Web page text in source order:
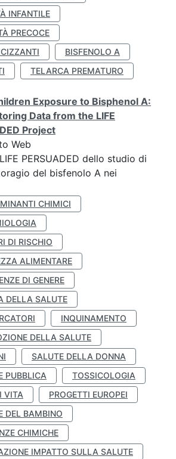
INFANTILE
PRECOCE
BISFENOLO A
TELARCA PREMATURO
Exposure to Bisphenol A:
Data from the LIFE
Project
Web
PERSUADED dello studio di
del bisfenolo A nei
CHIMICI
DI RISCHIO
ALIMENTARE
DI GENERE
DELLA SALUTE
INQUINAMENTO
DELLA SALUTE
SALUTE DELLA DONNA
PUBBLICA
TOSSICOLOGIA
VITA
PROGETTI EUROPEI
DEL BAMBINO
CHIMICHE
IMPATTO SULLA SALUTE